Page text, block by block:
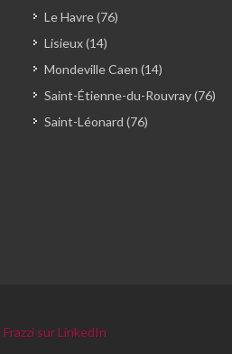
Le Havre (76)
Lisieux (14)
Mondeville Caen (14)
Saint-Étienne-du-Rouvray (76)
Saint-Léonard (76)
Frazzi sur LinkedIn